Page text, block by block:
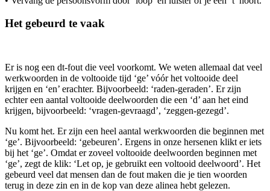
Het gebeurd te vaak
Er is nog een dt-fout die veel voorkomt. We weten allemaal dat veel
werkwoorden in de voltooide tijd ‘ge’ vóór het voltooide deel
krijgen en ‘en’ erachter. Bijvoorbeeld: ‘raden-geraden’. Er zijn
echter een aantal voltooide deelwoorden die een ‘d’ aan het eind
krijgen, bijvoorbeeld: ‘vragen-gevraagd’, ‘zeggen-gezegd’.
Nu komt het. Er zijn een heel aantal werkwoorden die beginnen met
‘ge’. Bijvoorbeeld: ‘gebeuren’. Ergens in onze hersenen klikt er iets
bij het ‘ge’. Omdat er zoveel voltooide deelwoorden beginnen met
‘ge’, zegt de klik: ‘Let op, je gebruikt een voltooid deelwoord’. Het
gebeurd veel dat mensen dan de fout maken die je tien woorden
terug in deze zin en in de kop van deze alinea hebt gelezen.